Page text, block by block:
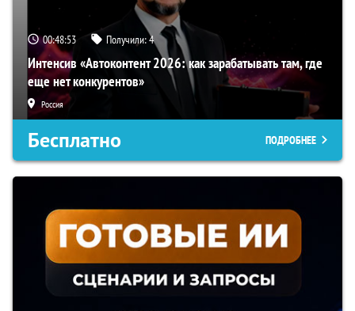
00:48:52 Получили:4
Интенсив «Автоконтент 2026: как зарабатывать там, где
еще нет конкурентов»
Россия
Бесплатно ПОДРОБНЕЕ